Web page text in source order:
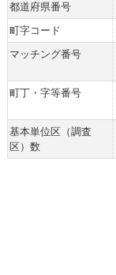
都道府県番号
町字コード
マッチング番号
町丁・字等番号
基本単位区（調査
区）数